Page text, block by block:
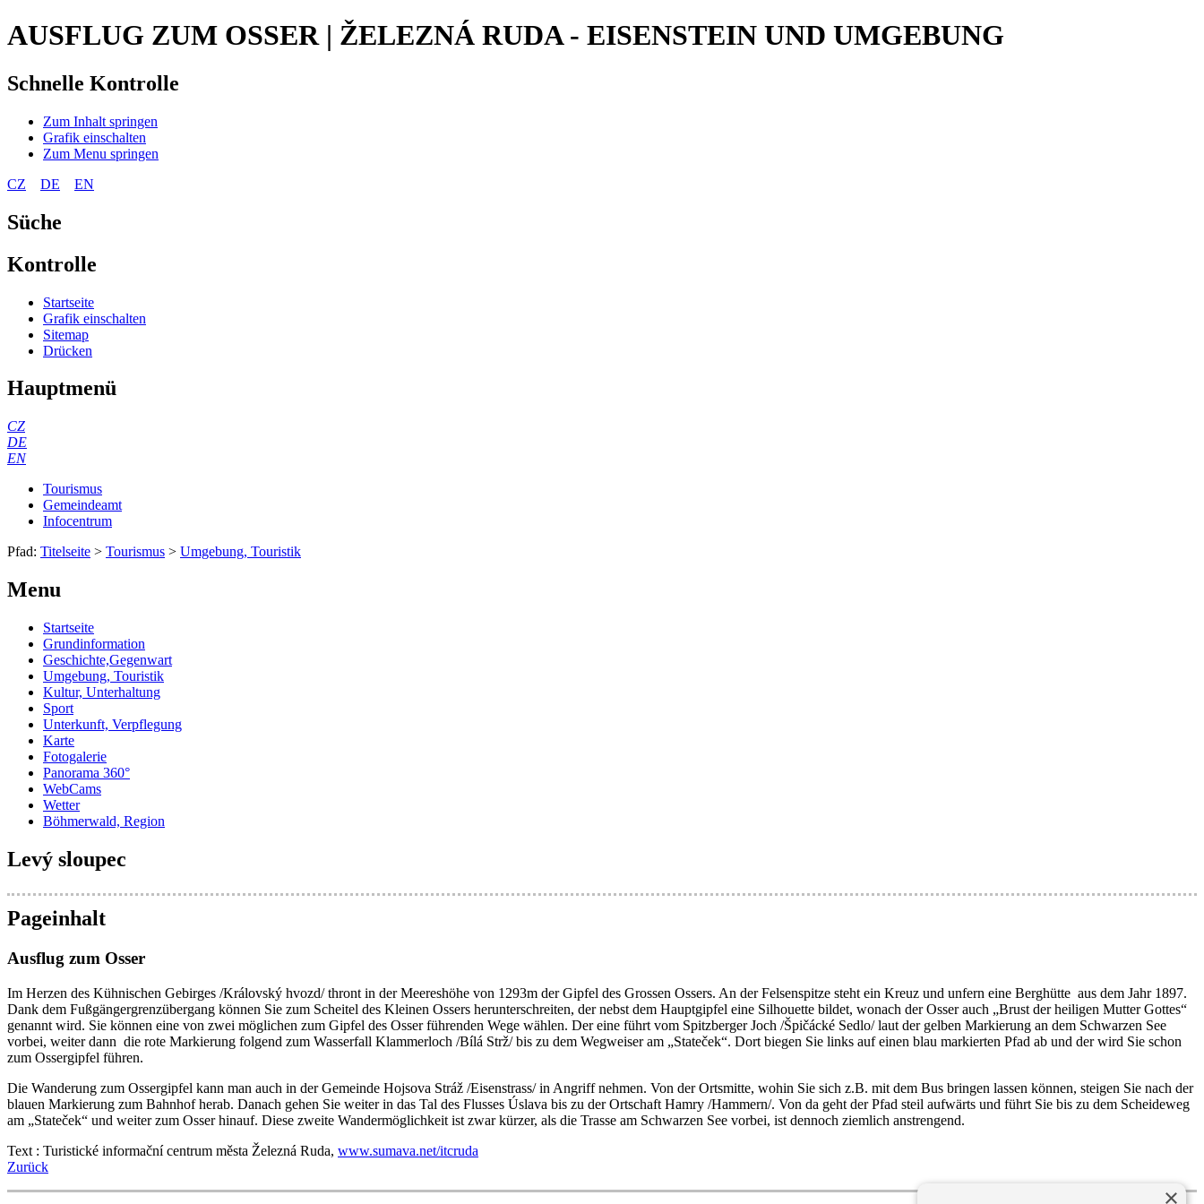
AUSFLUG ZUM OSSER | ŽELEZNÁ RUDA - EISENSTEIN UND UMGEBUNG
Schnelle Kontrolle
Zum Inhalt springen
Grafik einschalten
Zum Menu springen
CZ
DE EN
Süche
Kontrolle
Startseite
Grafik einschalten
Sitemap
Drücken
Hauptmenü
CZ
DE
EN
Tourismus
Gemeindeamt
Infocentrum
Pfad: Titelseite > Tourismus > Umgebung, Touristik
Menu
Startseite
Grundinformation
Geschichte,Gegenwart
Umgebung, Touristik
Kultur, Unterhaltung
Sport
Unterkunft, Verpflegung
Karte
Fotogalerie
Panorama 360°
WebCams
Wetter
Böhmerwald, Region
Levý sloupec
Pageinhalt
Ausflug zum Osser
Im Herzen des Kühnischen Gebirges /Královský hvozd/ thront in der Meereshöhe von 1293m der Gipfel des Grossen Ossers. An der Felsenspitze steht ein Kreuz und unfern eine Berghütte aus dem Jahr 1897.
Dank dem Fußgängergrenzübergang können Sie zum Scheitel des Kleinen Ossers herunterschreiten, der nebst dem Hauptgipfel eine Silhouette bildet, wonach der Osser auch „Brust der heiligen Mutter Gottes“
genannt wird. Sie können eine von zwei möglichen zum Gipfel des Osser führenden Wege wählen. Der eine führt vom Spitzberger Joch /Špičácké Sedlo/ laut der gelben Markierung an dem Schwarzen See
vorbei, weiter dann die rote Markierung folgend zum Wasserfall Klammerloch /Bílá Strž/ bis zu dem Wegweiser am „Stateček“. Dort biegen Sie links auf einen blau markierten Pfad ab und der wird Sie schon
zum Ossergipfel führen.
Die Wanderung zum Ossergipfel kann man auch in der Gemeinde Hojsova Stráž /Eisenstrass/ in Angriff nehmen. Von der Ortsmitte, wohin Sie sich z.B. mit dem Bus bringen lassen können, steigen Sie nach der
blauen Markierung zum Bahnhof herab. Danach gehen Sie weiter in das Tal des Flusses Úslava bis zu der Ortschaft Hamry /Hammern/. Von da geht der Pfad steil aufwärts und führt Sie bis zu dem Scheideweg
am „Stateček“ und weiter zum Osser hinauf. Diese zweite Wandermöglichkeit ist zwar kürzer, als die Trasse am Schwarzen See vorbei, ist dennoch ziemlich anstrengend.
Text : Turistické informační centrum města Železná Ruda, www.sumava.net/itcruda
Zurück
×